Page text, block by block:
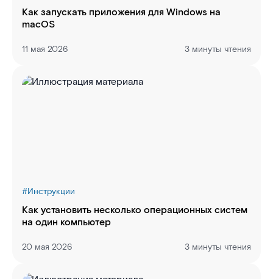
Как запускать приложения для Windows на
macOS
11 мая 2026 3 минуты чтения
#Инструкции
Как установить несколько операционных систем
на один компьютер
20 мая 2026 3 минуты чтения